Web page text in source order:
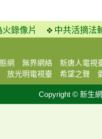
火錄像片 中共活摘法
網 無界網絡
新唐人電視
放光明電視臺 希望之聲
Copyright © 新生